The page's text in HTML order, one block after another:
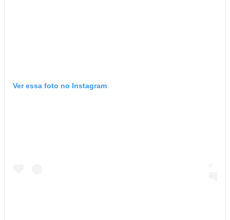
Ver essa foto no Instagram